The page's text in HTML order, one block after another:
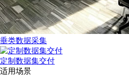
垂类数据采集
定制数据集交付
适用场景